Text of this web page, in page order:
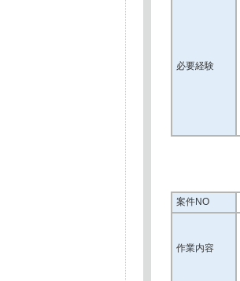
必要経験
案件NO
作業内容